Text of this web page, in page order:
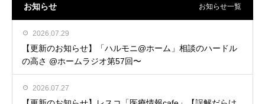
お知らせ お知らせ一覧
2026.07.29
【更新のお知らせ】「ハルモニ@ホーム」相談のハードル
の高さ @ホームラジオ第57回〜
2026.07.27